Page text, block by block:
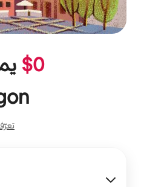
$0